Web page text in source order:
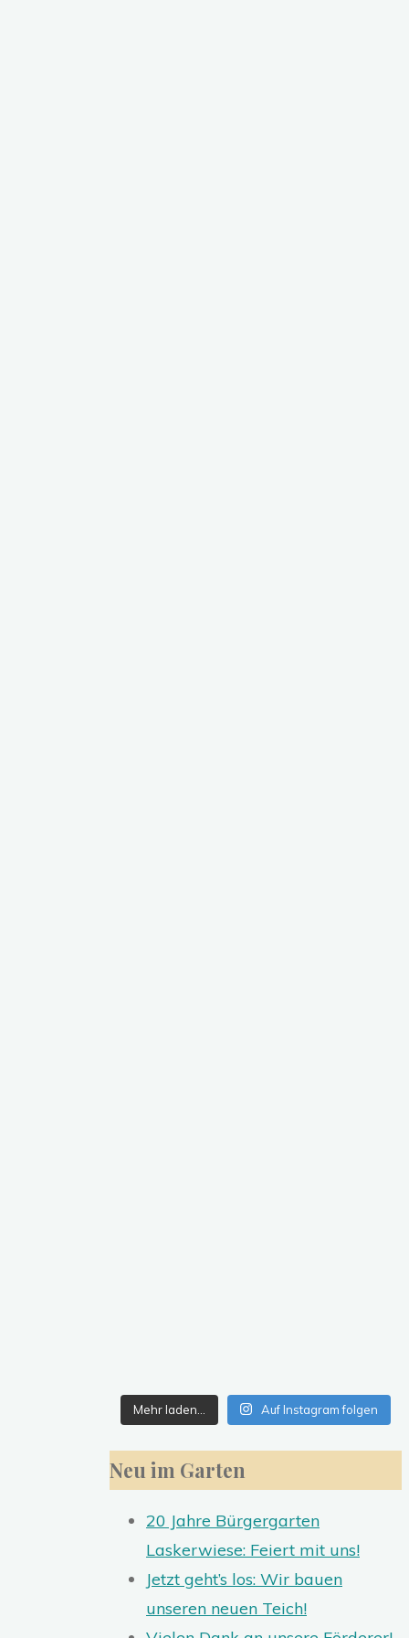
Mehr laden… Auf Instagram folgen
Neu im Garten
20 Jahre Bürgergarten
Laskerwiese: Feiert mit uns!
Jetzt geht’s los: Wir bauen
unseren neuen Teich!